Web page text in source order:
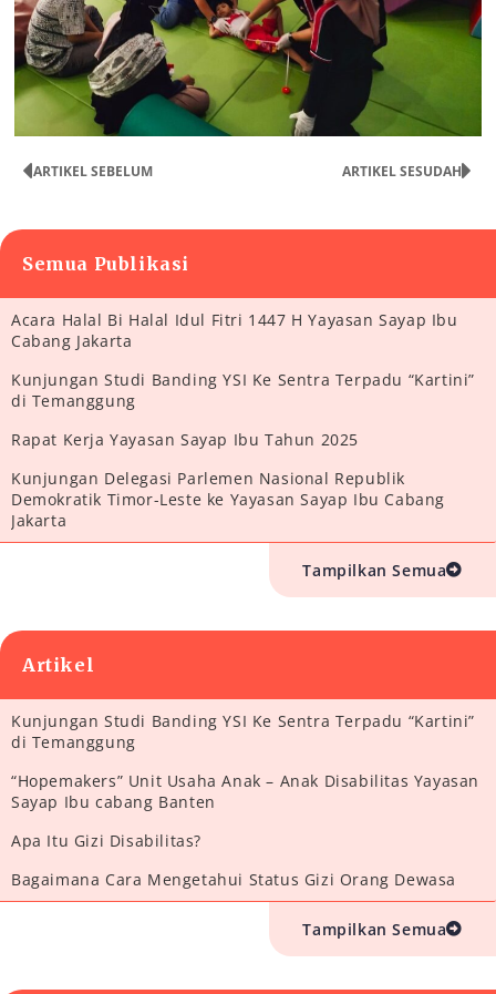
ARTIKEL SEBELUM ARTIKEL SESUDAH
Semua Publikasi
Acara Halal Bi Halal Idul Fitri 1447 H Yayasan Sayap Ibu
Cabang Jakarta
Kunjungan Studi Banding YSI Ke Sentra Terpadu “Kartini”
di Temanggung
Rapat Kerja Yayasan Sayap Ibu Tahun 2025
Kunjungan Delegasi Parlemen Nasional Republik
Demokratik Timor-Leste ke Yayasan Sayap Ibu Cabang
Jakarta
Tampilkan Semua
Artikel
Kunjungan Studi Banding YSI Ke Sentra Terpadu “Kartini”
di Temanggung
“Hopemakers” Unit Usaha Anak – Anak Disabilitas Yayasan
Sayap Ibu cabang Banten
Apa Itu Gizi Disabilitas?
Bagaimana Cara Mengetahui Status Gizi Orang Dewasa
Tampilkan Semua